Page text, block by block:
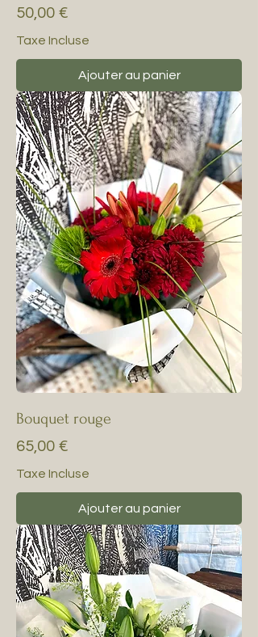
Prix
50,00 €
Taxe Incluse
Ajouter au panier
Bouquet rouge
Prix
65,00 €
Taxe Incluse
Ajouter au panier